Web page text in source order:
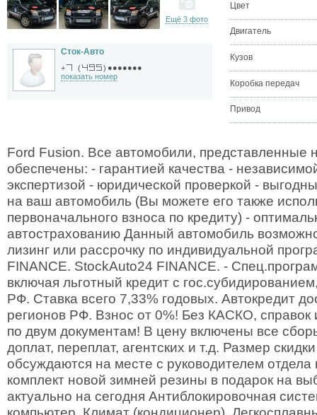
Ещё 3 фото
Сток-Авто
+ ( ) ●●●●●●●
показать номер
Цвет
Двигатель
Кузов
Коробка передач
Привод
Ford Fusion. Все автомобили, представленные
обеспечены: - гарантией качества -
экспертизой - юридической проверкой -
на ваш автомобиль (Вы можете его также
первоначального взноса по кредиту) -
автострахованию Данный автомобиль
лизинг или рассрочку по индивидуальной
FINANCE. StockAuto24 FINANCE. -
включая льготный кредит с
РФ. Ставка всего 7,33% годовых. Автокредит
регионов РФ. Взнос от 0%! Без КАСКО, справок
по двум документам! В цену включены все
доплат, переплат, агентских и т.д. Размер
обсуждаются на месте с руководителем
комплект новой зимней резины в подарок на
актуально на сегодня Антиблокировочная